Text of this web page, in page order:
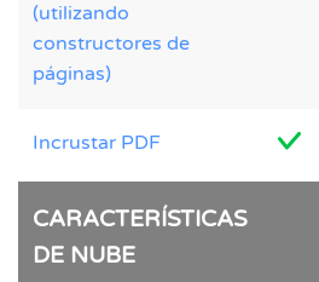
(utilizando
constructores de
páginas)
Incrustar PDF
CARACTERÍSTICAS
DE NUBE